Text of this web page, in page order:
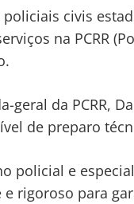
policiais civis
na PCRR
geral da PCRR,
de preparo
policial e
e rigoroso para